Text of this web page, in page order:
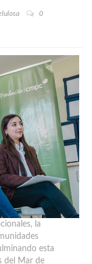
0
la
esta
del Mar de